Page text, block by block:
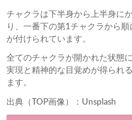
チャクラは下半身から上半身に
り、一番下の第1チャクラから
が付けられています。
全てのチャクラが開かれた状態
実現と精神的な目覚めが得られ
ます。
出典（TOP画像）：Unsplash